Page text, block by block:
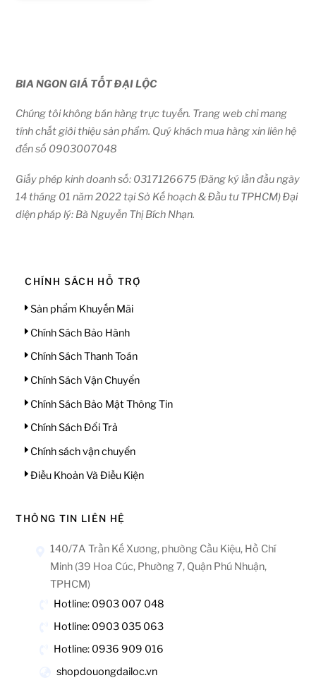
BIA NGON GIÁ TỐT ĐẠI LỘC
Chúng tôi không bán hàng trực tuyến. Trang web chỉ mang
tính chất giới thiệu sản phẩm. Quý khách mua hàng xin liên hệ
đến số 0903007048
Giấy phép kinh doanh số: 0317126675 (Đăng ký lần đầu ngày
14 tháng 01 năm 2022 tại Sở Kế hoạch & Đầu tư TPHCM) Đại
diện pháp lý: Bà Nguyễn Thị Bích Nhạn.
CHÍNH SÁCH HỖ TRỢ
Sản phẩm Khuyến Mãi
Chính Sách Bảo Hành
Chính Sách Thanh Toán
Chính Sách Vận Chuyển
Chính Sách Bảo Mật Thông Tin
Chính Sách Đổi Trả
Chính sách vận chuyển
Điều Khoản Và Điều Kiện
THÔNG TIN LIÊN HỆ
140/7A Trần Kế Xương, phường Cầu Kiệu, Hồ Chí
Minh (39 Hoa Cúc, Phường 7, Quận Phú Nhuận,
TPHCM)
Hotline: 0903 007 048
Hotline: 0903 035 063
Hotline: 0936 909 016
shopdouongdailoc.vn